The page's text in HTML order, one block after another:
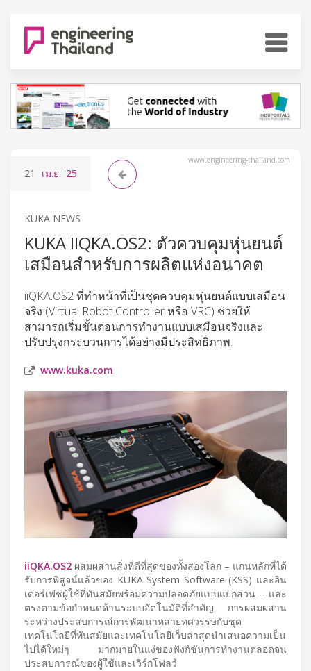
www.engineering-thailand.com
21 เม.ย. '25
KUKA NEWS
KUKA IIQKA.OS2: ตัวควบคุมหุ่นยนต์
เสมือนสําหรับการผลิตแห่งอนาคต
iiQKA.OS2 ที่ทำหน้าที่เป็นชุดควบคุมหุ่นยนต์แบบเสมือน
จริง (Virtual Robot Controller หรือ VRC) ช่วยให้
สามารถเริ่มขั้นตอนการทำงานแบบเสมือนจริงและ
ปรับปรุงกระบวนการได้อย่างมีประสิทธิภาพ.
www.kuka.com
iiQKA.OS2 ผสมผสานสิ่งที่ดีที่สุดของทั้งสองโลก – แกนหลักที่ได้
รับการพิสูจน์แล้วของ KUKA System Software (KSS) และอิน
เตอร์เฟซผู้ใช้ที่ทันสมัยพร้อมความปลอดภัยแบบแยกส่วน – และ
ตรงตามข้อกําหนดด้านระบบอัตโนมัติที่สําคัญ การผสมผสาน
ระหว่างประสบการณ์การพัฒนาหลายทศวรรษกับชุด
เทคโนโลยีที่ทันสมัยและเทคโนโลยีเว็บล่าสุดนําเสนอความเป็น
ไปได้ใหม่ๆ มากมายในแง่ของฟังก์ชันการทํางานตลอดจน
ประสบการณ์ของผู้ใช้และเวิร์กโฟลว์